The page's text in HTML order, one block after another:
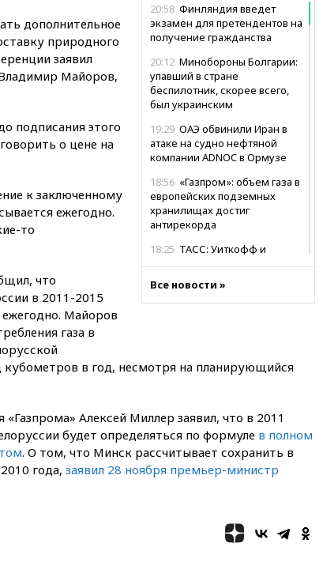
20:58 Финляндия введет
экзамен для претендентов на
получение гражданства
20:12 Минобороны Болгарии:
упавший в стране
беспилотник, скорее всего,
был украинским
19:29 ОАЭ обвинили Иран в
атаке на судно нефтяной
компании ADNOC в Ормузе
18:56 «Газпром»: объем газа в
европейских подземных
хранилищах достиг
антирекорда
18:25 ТАСС: Уиткофф и
17:43«Тиса» выдвинула экс-
16:50 Politico: «Газовая
16:16 Беспилотник взорвался
вблизи газопровода в
Болгарии
15:25 При атаке БПЛА в
В Аргентине умер отец
футболиста Лионеля Месси
Все новости »
дополнительное
природного
заявил
Майоров,
подписания этого
о цене на
к заключенному
ежегодно.
то
что
в 2011-2015
Майоров
газа в
в год, несмотря на планирующийся
Алексей Миллер заявил, что в 2011
будет определяться по формуле в полном
. О том, что Минск рассчитывает сохранить в
года, заявил 28 ноября премьер-министр